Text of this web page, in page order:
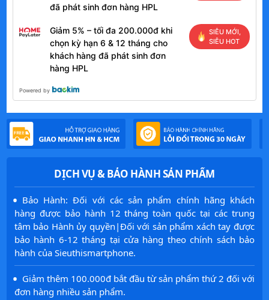
đã phát sinh đơn hàng HPL
Giảm 5% – tối đa 200.000đ khi
chọn kỳ hạn 6 & 12 tháng cho
khách hàng đã phát sinh đơn
hàng HPL
SIÊU MỚI,
SIÊU HOT
Powered by
DỊCH VỤ & BẢO HÀNH SẢN PHẨM
· Bảo Hành: Đối với các sản phẩm chính hãng khách
hàng được bảo hành 12 tháng toàn quốc tại các trung
tâm bảo Hành ủy quyền|Đối với sản phẩm xách tay được
bảo hành 6-12 tháng tại cửa hàng theo chính sách bảo
hành của Sieuthismartphone.
· Giảm thêm 100.000đ bắt đầu từ sản phẩm thứ 2 đối với
đơn hàng nhiều sản phẩm.